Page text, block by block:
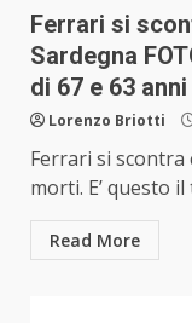
Ferrari si
Sardegna
di 67 e 63 anni
Lorenzo Briotti
Ferrari si scontra
morti. E’ questo
Read More